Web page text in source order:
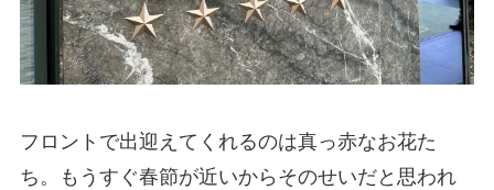
フロントで出迎えてくれるのは真っ赤なお花た
ち。もうすぐ春節が近いからそのせいだと思われ